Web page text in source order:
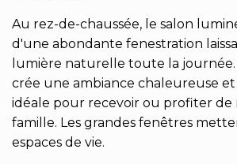
Au rez-de-chaussée, le salon
d'une abondante fenestration
lumière naturelle toute la
crée une ambiance chaleureuse et
idéale pour recevoir ou profiter de
famille. Les grandes fenêtres
espaces de vie.